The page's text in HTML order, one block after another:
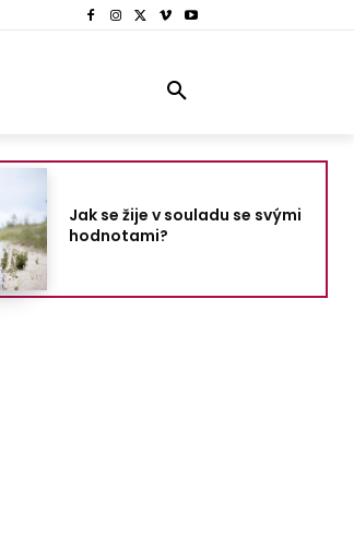
Jak se žije v souladu se svými
hodnotami?